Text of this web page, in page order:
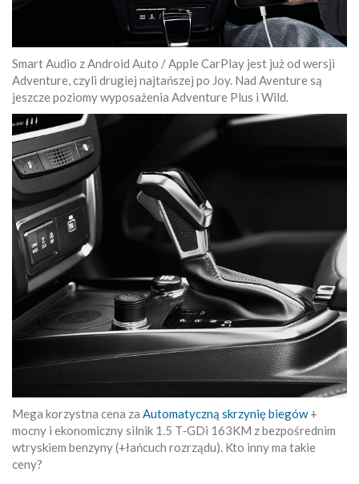
Smart Audio z Android Auto / Apple CarPlay jest już od wersji
Adventure, czyli drugiej najtańszej po Joy. Nad Aventure są
jeszcze poziomy wyposażenia Adventure Plus i Wild.
Mega korzystna cena za Automatyczną skrzynię biegów+
mocny i ekonomiczny silnik 1.5 T‑GDi 163KM z bezpośrednim
wtryskiem benzyny (+łańcuch rozrządu). Kto inny ma takie
ceny?